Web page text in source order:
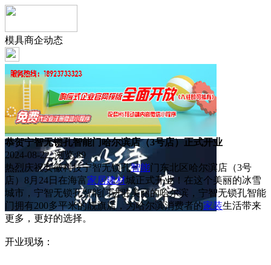
模具商企动态
恭贺宁智无锁孔智能门哈尔滨店（3号店）正式开业
2024-08-22 浏览:89
热烈庆祝安徽科技宁智无锁孔智能门东北区哈尔滨店（3号
店）8月24日在海富家居建材城正式开业！在这个美丽的冰雪
城市，宁智无锁孔智能门进驻美丽的哈尔滨，宁智无锁孔智能
门拥有200多平米的靓旗店，为哈尔滨消费者的家装生活带来
更多，更好的选择。
开业现场：